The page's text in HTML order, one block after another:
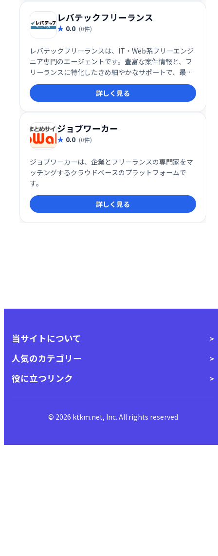
レバテックフリーランス
0.0 (0件)
レバテックフリーランスは、IT・Web系フリーエンジ
ニア専門のエージェントです。豊富な案件情報と、フ
リーランスに特化したきめ細やかなサポートで、最適
な仕事探しを支援します。経験豊富な専任担当者が、
キャリアプランに合わせた案件紹介や条件交渉など、
あらゆる面でサポートいたします。
詳しく見る
ジョブワーカー
0.0 (0件)
ジョブワーカーは、企業とフリーランスの専門家をマ
ッチングするクラウドベースのプラットフォームで
す。
詳しく見る
当サイトについて
人気のカテゴリー
役に立つリンク
© 2026 ktkm.net, Inc. All rights reserved